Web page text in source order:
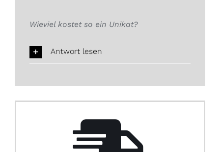
Wieviel kostet so ein Unikat?
Antwort lesen